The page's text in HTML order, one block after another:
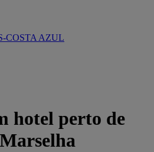
COSTA AZUL
hotel perto de